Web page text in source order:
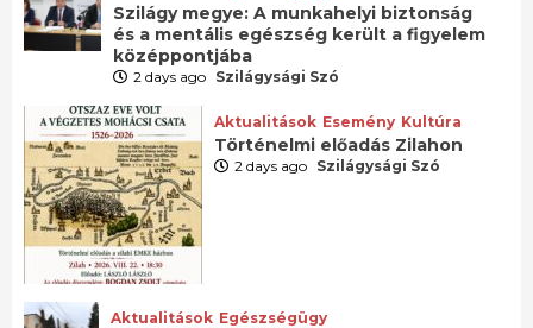
Szilágy megye: A munkahelyi biztonság
és a mentális egészség került a figyelem
középpontjába
2 days ago Szilágysági Szó
Aktualitások Esemény Kultúra
Történelmi előadás Zilahon
2 days ago Szilágysági Szó
Aktualitások Egészségügy